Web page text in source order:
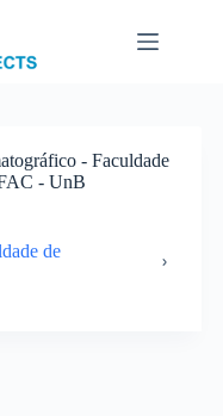
- Faculdade
- UnB
de